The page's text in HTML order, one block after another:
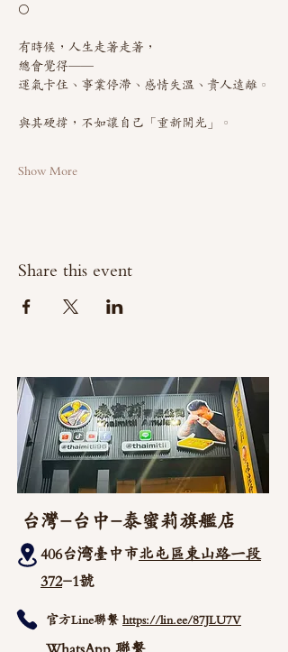
🌕
有時候，人生走著走著，
總會覺得——
運氣卡住、事業停滯、感情失溫、貴人遠離。
與其硬撐，不如讓自己「重新開光」。
Show More
Share this event
台灣-台中-泰蜜莉旗艦店
406台湾臺中市北屯區東山路一段
372-1號
官方Line聯繫 https://lin.ee/87JLU7V
WhatsApp 聯繫